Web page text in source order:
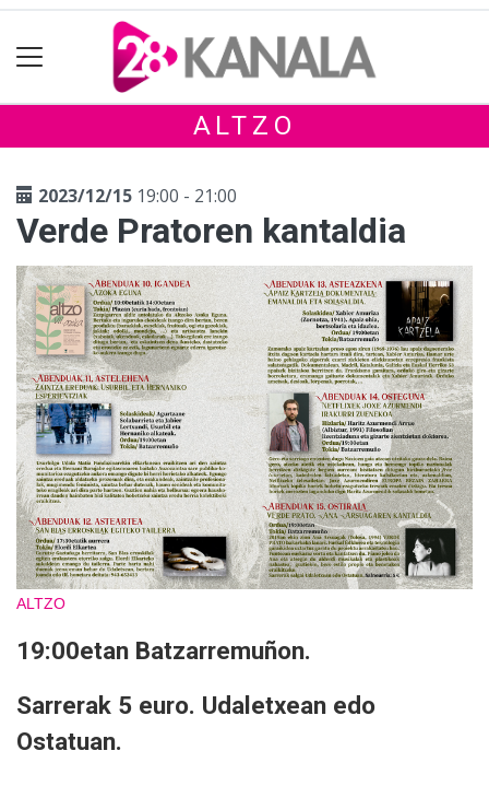
ALTZO
2023/12/15 19:00 - 21:00
Verde Pratoren kantaldia
ALTZO
19:00etan Batzarremuñon.
Sarrerak 5 euro. Udaletxean edo
Ostatuan.